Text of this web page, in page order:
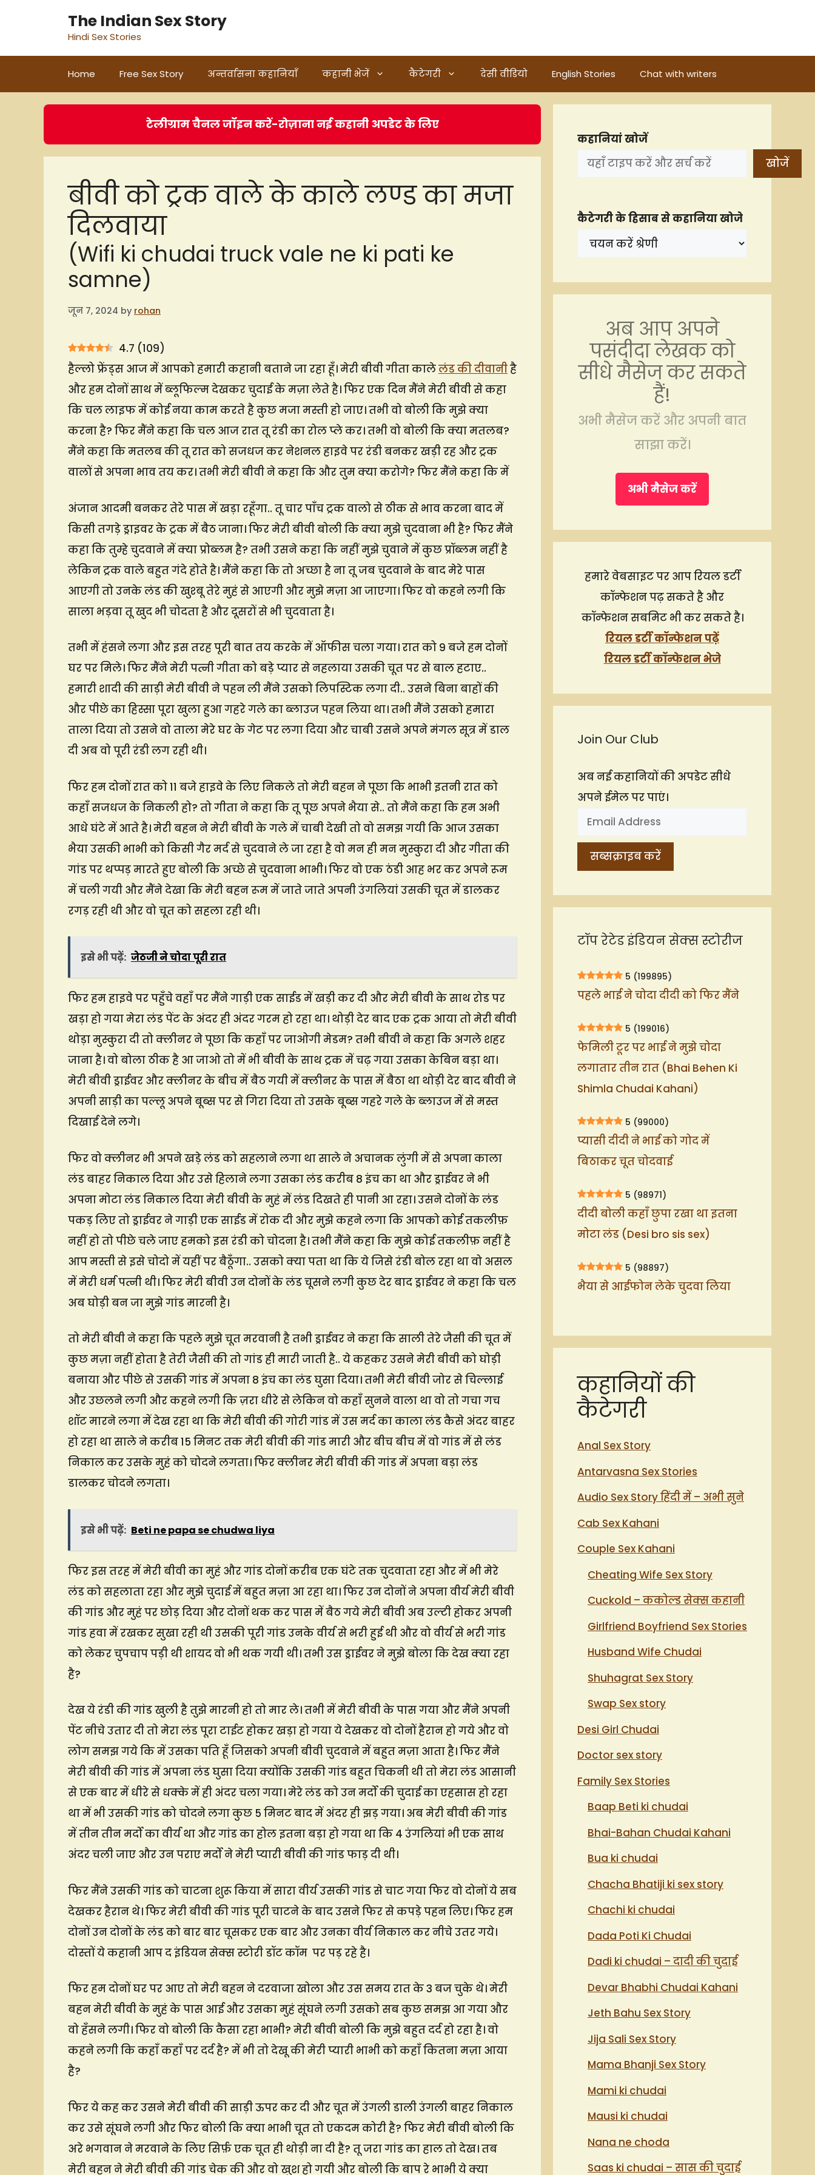
The Indian Sex Story
Hindi Sex Stories
Home Free Sex Story अन्तर्वासना कहानियाँ कहानी भेजें कैटेगरी देसी वीडियो English Stories Chat with writers
टेलीग्राम चैनल जॉइन करें-रोज़ाना नई कहानी अपडेट के लिए
बीवी को ट्रक वाले के काले लण्ड का मजा
दिलवाया
(Wifi ki chudai truck vale ne ki pati ke
samne)
जून 7, 2024 by rohan
4.7 (109)
हैल्लो फ्रेंड्स आज में आपको हमारी कहानी बताने जा रहा हूँ। मेरी बीवी गीता कालेलंड की दीवानीहै
और हम दोनों साथ में ब्लूफिल्म देखकर चुदाई के मज़ा लेते है। फिर एक दिन मैंने मेरी बीवी से कहा
कि चल लाइफ में कोई नया काम करते है कुछ मजा मस्ती हो जाए। तभी वो बोली कि मुझे क्या
करना है? फिर मैंने कहा कि चल आज रात तू रंडी का रोल प्ले कर। तभी वो बोली कि क्या मतलब?
मैंने कहा कि मतलब की तू रात को सजधज कर नेशनल हाइवे पर रंडी बनकर खड़ी रह और ट्रक
वालों से अपना भाव तय कर। तभी मेरी बीवी ने कहा कि और तुम क्या करोगे? फिर मैंने कहा कि में
अंजान आदमी बनकर तेरे पास में खड़ा रहूँगा.. तू चार पाँच ट्रक वालो से ठीक से भाव करना बाद में
किसी तगड़े ड्राइवर के ट्रक में बैठ जाना। फिर मेरी बीवी बोली कि क्या मुझे चुदवाना भी है? फिर मैंने
कहा कि तुम्हे चुदवाने में क्या प्रोब्लम है? तभी उसने कहा कि नहीं मुझे चुवाने में कुछ प्रॉब्लम नहीं है
लेकिन ट्रक वाले बहुत गंदे होते है। मैंने कहा कि तो अच्छा है ना तू जब चुदवाने के बाद मेरे पास
आएगी तो उनके लंड की खुश्बू तेरे मुहं से आएगी और मुझे मज़ा आ जाएगा। फिर वो कहने लगी कि
साला भड़वा तू खुद भी चोदता है और दूसरों से भी चुदवाता है।
तभी में हंसने लगा और इस तरह पूरी बात तय करके में ऑफीस चला गया। रात को 9 बजे हम दोनों
घर पर मिले। फिर मैंने मेरी पत्नी गीता को बड़े प्यार से नहलाया उसकी चूत पर से बाल हटाए..
हमारी शादी की साड़ी मेरी बीवी ने पहन ली मैंने उसको लिपस्टिक लगा दी.. उसने बिना बाहों की
और पीछे का हिस्सा पूरा खुला हुआ गहरे गले का ब्लाउज पहन लिया था। तभी मैंने उसको हमारा
ताला दिया तो उसने वो ताला मेरे घर के गेट पर लगा दिया और चाबी उसने अपने मंगल सूत्र में डाल
दी अब वो पूरी रंडी लग रही थी।
फिर हम दोनों रात को 11 बजे हाइवे के लिए निकले तो मेरी बहन ने पूछा कि भाभी इतनी रात को
कहाँ सजधज के निकली हो? तो गीता ने कहा कि तू पूछ अपने भैया से.. तो मैंने कहा कि हम अभी
आधे घंटे में आते है। मेरी बहन ने मेरी बीवी के गले में चाबी देखी तो वो समझ गयी कि आज उसका
भैया उसकी भाभी को किसी गैर मर्द से चुदवाने ले जा रहा है वो मन ही मन मुस्कुरा दी और गीता की
गांड पर थप्पड़ मारते हुए बोली कि अच्छे से चुदवाना भाभी। फिर वो एक ठंडी आह भर कर अपने रूम
में चली गयी और मैंने देखा कि मेरी बहन रूम में जाते जाते अपनी उंगलियां उसकी चूत में डालकर
रगड़ रही थी और वो चूत को सहला रही थी।
इसे भी पढ़ें: जेठजी ने चोदा पूरी रात
फिर हम हाइवे पर पहुँचे वहाँ पर मैंने गाड़ी एक साईड में खड़ी कर दी और मेरी बीवी के साथ रोड पर
खड़ा हो गया मेरा लंड पेंट के अंदर ही अंदर गरम हो रहा था। थोड़ी देर बाद एक ट्रक आया तो मेरी बीवी
थोड़ा मुस्कुरा दी तो क्लीनर ने पूछा कि कहाँ पर जाओगी मेडम? तभी बीवी ने कहा कि अगले शहर
जाना है। वो बोला ठीक है आ जाओ तो में भी बीवी के साथ ट्रक में चढ़ गया उसका केबिन बड़ा था।
मेरी बीवी ड्राईवर और क्लीनर के बीच में बैठ गयी में क्लीनर के पास में बैठा था थोड़ी देर बाद बीवी ने
अपनी साड़ी का पल्लू अपने बूब्स पर से गिरा दिया तो उसके बूब्स गहरे गले के ब्लाउज में से मस्त
दिखाई देने लगे।
फिर वो क्लीनर भी अपने खड़े लंड को सहलाने लगा था साले ने अचानक लुंगी में से अपना काला
लंड बाहर निकाल दिया और उसे हिलाने लगा उसका लंड करीब 8 इंच का था और ड्राईवर ने भी
अपना मोटा लंड निकाल दिया मेरी बीवी के मुहं में लंड दिखते ही पानी आ रहा। उसने दोनों के लंड
पकड़ लिए तो ड्राईवर ने गाड़ी एक साईड में रोक दी और मुझे कहने लगा कि आपको कोई तकलीफ़
नहीं हो तो पीछे चले जाए हमको इस रंडी को चोदना है। तभी मैंने कहा कि मुझे कोई तकलीफ़ नहीं है
आप मस्ती से इसे चोदो में यहीं पर बैठूँगा.. उसको क्या पता था कि ये जिसे रंडी बोल रहा था वो असल
में मेरी धर्म पत्नी थी। फिर मेरी बीवी उन दोनों के लंड चूसने लगी कुछ देर बाद ड्राईवर ने कहा कि चल
अब घोड़ी बन जा मुझे गांड मारनी है।
तो मेरी बीवी ने कहा कि पहले मुझे चूत मरवानी है तभी ड्राईवर ने कहा कि साली तेरे जैसी की चूत में
कुछ मज़ा नहीं होता है तेरी जैसी की तो गांड ही मारी जाती है.. ये कहकर उसने मेरी बीवी को घोड़ी
बनाया और पीछे से उसकी गांड में अपना 8 इंच का लंड घुसा दिया। तभी मेरी बीवी जोर से चिल्लाई
और उछलने लगी और कहने लगी कि ज़रा धीरे से लेकिन वो कहाँ सुनने वाला था वो तो गचा गच
शॉट मारने लगा में देख रहा था कि मेरी बीवी की गोरी गांड में उस मर्द का काला लंड कैसे अंदर बाहर
हो रहा था साले ने करीब 15 मिनट तक मेरी बीवी की गांड मारी और बीच बीच में वो गांड में से लंड
निकाल कर उसके मुहं को चोदने लगता। फिर क्लीनर मेरी बीवी की गांड में अपना बड़ा लंड
डालकर चोदने लगता।
इसे भी पढ़ें: Beti ne papa se chudwa liya
फिर इस तरह में मेरी बीवी का मुहं और गांड दोनों करीब एक घंटे तक चुदवाता रहा और में भी मेरे
लंड को सहलाता रहा और मुझे चुदाई में बहुत मज़ा आ रहा था। फिर उन दोनों ने अपना वीर्य मेरी बीवी
की गांड और मुहं पर छोड़ दिया और दोनों थक कर पास में बैठ गये मेरी बीवी अब उल्टी होकर अपनी
गांड हवा में रखकर सुखा रही थी उसकी पूरी गांड उनके वीर्य से भरी हुई थी और वो वीर्य से भरी गांड
को लेकर चुपचाप पड़ी थी शायद वो भी थक गयी थी। तभी उस ड्राईवर ने मुझे बोला कि देख क्या रहा
है?
देख ये रंडी की गांड खुली है तुझे मारनी हो तो मार ले। तभी में मेरी बीवी के पास गया और मैंने अपनी
पेंट नीचे उतार दी तो मेरा लंड पूरा टाईट होकर खड़ा हो गया ये देखकर वो दोनों हैरान हो गये और वो
लोग समझ गये कि में उसका पति हूँ जिसको अपनी बीवी चुदवाने में बहुत मज़ा आता है। फिर मैंने
मेरी बीवी की गांड में अपना लंड घुसा दिया क्योंकि उसकी गांड बहुत चिकनी थी तो मेरा लंड आसानी
से एक बार में धीरे से धक्के में ही अंदर चला गया। मेरे लंड को उन मर्दो की चुदाई का एहसास हो रहा
था में भी उसकी गांड को चोदने लगा कुछ 5 मिनट बाद में अंदर ही झड़ गया। अब मेरी बीवी की गांड
में तीन तीन मर्दो का वीर्य था और गांड का होल इतना बड़ा हो गया था कि 4 उंगलियां भी एक साथ
अंदर चली जाए और उन पराए मर्दो ने मेरी प्यारी बीवी की गांड फाड़ दी थी।
फिर मैंने उसकी गांड को चाटना शुरू किया में सारा वीर्य उसकी गांड से चाट गया फिर वो दोनों ये सब
देखकर हैरान थे। फिर मेरी बीवी की गांड पूरी चाटने के बाद उसने फिर से कपड़े पहन लिए। फिर हम
दोनों उन दोनों के लंड को बार बार चूसकर एक बार और उनका वीर्य निकाल कर नीचे उतर गये।
दोस्तों ये कहानी आप द इंडियन सेक्स स्टोरी डॉट कॉम पर पड़ रहे है।
फिर हम दोनों घर पर आए तो मेरी बहन ने दरवाजा खोला और उस समय रात के 3 बज चुके थे। मेरी
बहन मेरी बीवी के मुहं के पास आई और उसका मुहं सूंघने लगी उसको सब कुछ समझ आ गया और
वो हँसने लगी। फिर वो बोली कि कैसा रहा भाभी? मेरी बीवी बोली कि मुझे बहुत दर्द हो रहा है। वो
कहने लगी कि कहाँ कहाँ पर दर्द है? में भी तो देखू की मेरी प्यारी भाभी को कहाँ कितना मज़ा आया
है?
फिर ये कह कर उसने मेरी बीवी की साड़ी ऊपर कर दी और चूत में उंगली डाली उंगली बाहर निकाल
कर उसे सूंघने लगी और फिर बोली कि क्या भाभी चूत तो एकदम कोरी है? फिर मेरी बीवी बोली कि
अरे भगवान ने मरवाने के लिए सिर्फ़ एक चूत ही थोड़ी ना दी है? तू जरा गांड का हाल तो देख। तब
मेरी बहन ने मेरी बीवी की गांड चेक की और वो खुश हो गयी और बोली कि बाप रे भाभी ये क्या
कहानियां खोजें
खोजें
कैटेगरी के हिसाब से कहानिया खोजे
अब आप अपने
पसंदीदा लेखक को
सीधे मैसेज कर सकते
हैं!
अभी मैसेज करें और अपनी बात
साझा करें।
अभी मैसेज करें
हमारे वेबसाइट पर आप रियल डर्टी
कॉन्फेशन पढ़ सकते है और
कॉन्फेशन सबमिट भी कर सकते है।
रियल डर्टी कॉन्फेशन पढ़ें
रियल डर्टी कॉन्फेशन भेजे
Join Our Club
अब नई कहानियों की अपडेट सीधे
अपने ईमेल पर पाएं।
टॉप रेटेड इंडियन सेक्स स्टोरीज
5 (199895)
पहले भाई ने चोदा दीदी को फिर मैंने
5 (199016)
फेमिली टूर पर भाई ने मुझे चोदा
लगातार तीन रात (Bhai Behen Ki
Shimla Chudai Kahani)
5 (99000)
प्यासी दीदी ने भाई को गोद में
बिठाकर चूत चोदवाई
5 (98971)
दीदी बोली कहाँ छुपा रखा था इतना
मोटा लंड (Desi bro sis sex)
5 (98897)
भैया से आईफोन लेके चुदवा लिया
कहानियों की
कैटेगरी
Anal Sex Story
Antarvasna Sex Stories
Audio Sex Story हिंदी में – अभी सुने
Cab Sex Kahani
Couple Sex Kahani
Cheating Wife Sex Story
Cuckold – ककोल्ड सेक्स कहानी
Girlfriend Boyfriend Sex Stories
Husband Wife Chudai
Shuhagrat Sex Story
Swap Sex story
Desi Girl Chudai
Doctor sex story
Family Sex Stories
Baap Beti ki chudai
Bhai-Bahan Chudai Kahani
Bua ki chudai
Chacha Bhatiji ki sex story
Chachi ki chudai
Dada Poti Ki Chudai
Dadi ki chudai – दादी की चुदाई
Devar Bhabhi Chudai Kahani
Jeth Bahu Sex Story
Jija Sali Sex Story
Mama Bhanji Sex Story
Mami ki chudai
Mausi ki chudai
Nana ne choda
Saas ki chudai – सास की चुदाई